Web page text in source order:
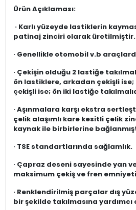
Ürün Açıklaması:
· Karlı yüzeyde lastiklerin
patinaj zinciri olarak üretilmiştir.
· Genellikle otomobil v.b
· Çekişin olduğu 2 lastiğe
ön lastiklere, arkadan çekişli
çekişli ise; ön iki lastiğe
· Aşınmalara karşı ekstra
çelik alaşımlı kare kesitli çelik
kaynak ile birbirlerine
· TSE standartlarında sağlamlık.
· Çapraz deseni sayesinde yan
maksimum çekiş ve fren
· Renklendirilmiş parçalar dış
bir şekilde takılmasına yardımcı